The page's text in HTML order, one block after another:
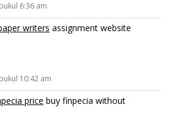
6:36 am
writers assignment website
10:42 am
price buy finpecia without